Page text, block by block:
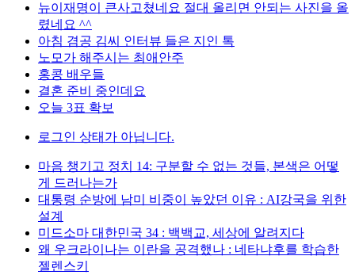
뉴이재명이 큰사고쳤네요 절대 올리면 안되는 사진을 올
렸네요 ^^
아침 겸공 김씨 인터뷰 들은 지인 톡
노모가 해주시는 최애안주
홍콩 배우들
결혼 준비 중인데요
오늘 3표 확보
로그인 상태가 아닙니다.
마음 챙기고 정치 14: 구분할 수 없는 것들, 본색은 어떻
게 드러나는가
대통령 순방에 남미 비중이 높았던 이유 : AI강국을 위한
설계
미드소마 대한민국 34 : 백백교, 세상에 알려지다
왜 우크라이나는 이란을 공격했나 : 네타냐후를 학습한
젤렌스키